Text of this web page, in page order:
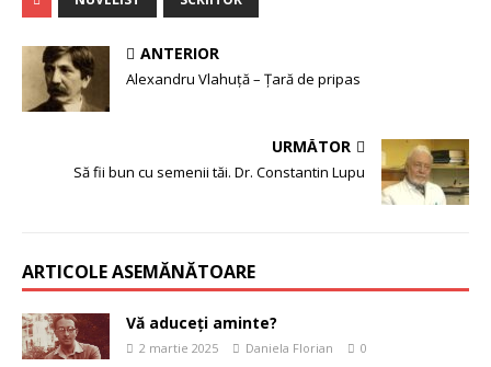
ANTERIOR
Alexandru Vlahuță – Țară de pripas
URMĂTOR
Să fii bun cu semenii tăi. Dr. Constantin Lupu
ARTICOLE ASEMĂNĂTOARE
Vă aduceți aminte?
2 martie 2025 Daniela Florian 0